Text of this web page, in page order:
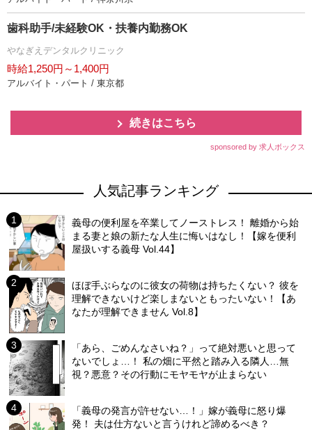
歯科助手/未経験OK・扶養内勤務OK
なぎえデンタルクリニック
時給1,250円～1,400円
アルバイト・パート / 東京都
続きはこちら
sponsored by 求人ボックス
人気記事ランキング
義母の便利屋を卒業してノーストレス！ 離婚から始
まる妻と娘の新たな人生に悔いはなし！【嫁を便利
屋扱いする義母 Vol.44】
ほぼ手ぶらなのに彼女の荷物は持ちたくない？ 彼を
理解できないけど楽しまないともったいない！【あ
なたが理解できません Vol.8】
「あら、ごめんなさいね？」って絶対悪いと思って
ないでしょ…！ 私の畑に平然と踏み入る隣人…無
視？悪意？その行動にモヤモヤが止まらない
「義母の発言が許せない…！」嫁が義母に怒り爆
発！ 夫は仕方ないと言うけれど諦めるべき？